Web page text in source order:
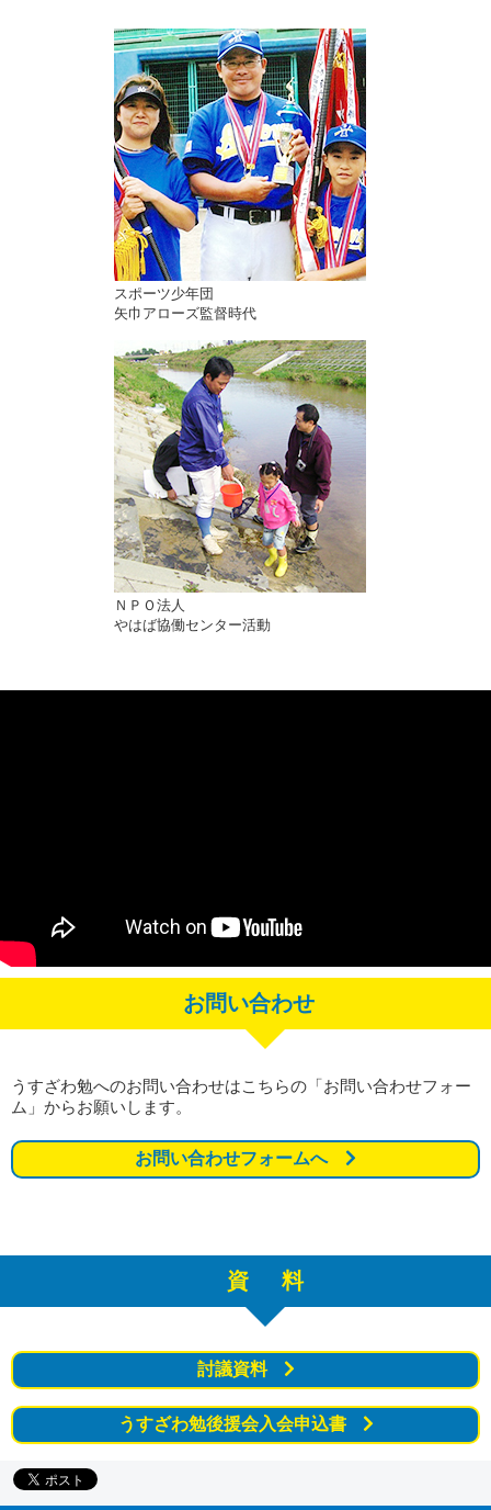
スポーツ少年団
矢巾アローズ監督時代
ＮＰＯ法人
やはば協働センター活動
お問い合わせ
うすざわ勉へのお問い合わせはこちらの「お問い合わせフォー
ム」からお願いします。
お問い合わせフォームへ
資料
討議資料
うすざわ勉後援会入会申込書